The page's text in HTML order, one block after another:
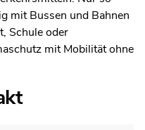
mit Bussen und Bahnen
Schule oder
mit Mobilität ohne